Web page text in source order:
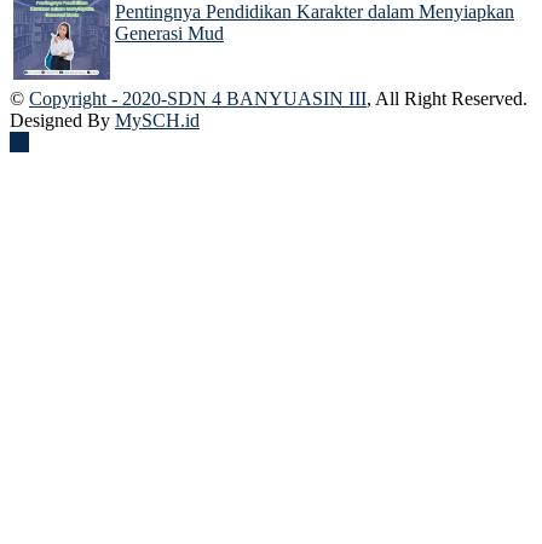
Pentingnya Pendidikan Karakter dalam Menyiapkan
Generasi Mud
© Copyright - 2020-SDN 4 BANYUASIN III, All Right Reserved.
Designed By MySCH.id